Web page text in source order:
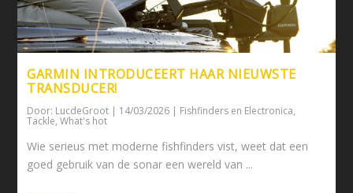
GARMIN INTRODUCEERT HAAR NIEUWSTE
TRANSDUCER!
Door: LucdeGroot | 14/03/2026 | Fishfinders en Electronica,
Tackle,What's hot
Wie serieus met moderne fishfinders vist, weet dat een
goed gebruik van de sonar een wereld van ...